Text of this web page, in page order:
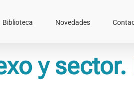
Biblioteca Novedades
y sector.